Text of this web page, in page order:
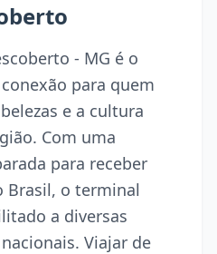
- MG é o
para quem
e a cultura
Com uma
para receber
Brasil, o terminal
a diversas
Viajar de